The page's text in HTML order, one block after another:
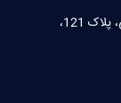
تهران، خیابان خرمشهر، تقاطع خیابان صابونچی، پلاک 121،